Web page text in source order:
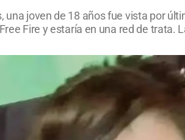
una joven de 18 años fue vista por
Fire y estaría en una red de trata.